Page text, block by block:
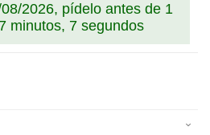
2026, pídelo antes de 1
minutos, 7 segundos